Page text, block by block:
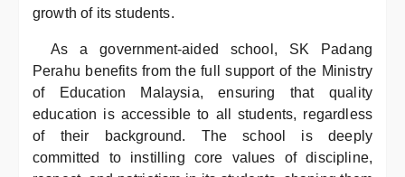
growth of its students.
As a government-aided school, SK Padang
Perahu benefits from the full support of the Ministry
of Education Malaysia, ensuring that quality
education is accessible to all students, regardless
of their background. The school is deeply
committed to instilling core values of discipline,